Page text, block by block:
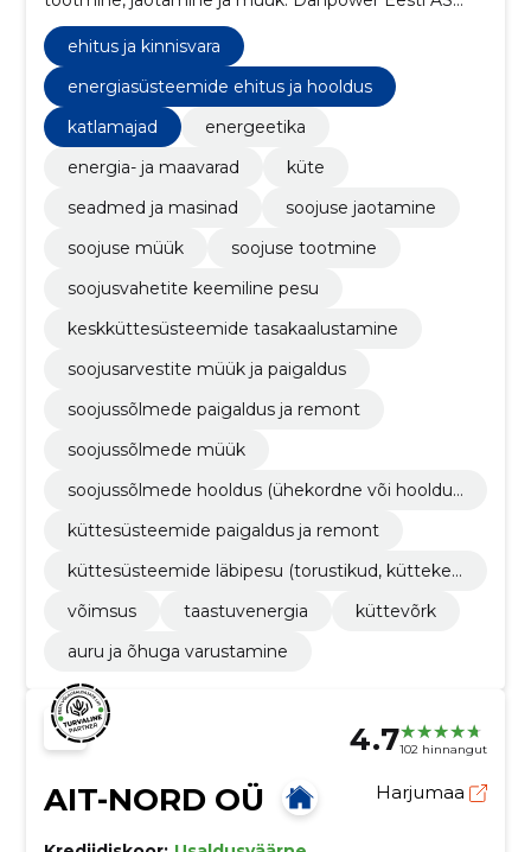
kuulub Saksa energiaettevõttele Danpower Gruppe.
ehitus ja kinnisvara
energiasüsteemide ehitus ja hooldus
katlamajad
energeetika
energia- ja maavarad
küte
seadmed ja masinad
soojuse jaotamine
soojuse müük
soojuse tootmine
soojusvahetite keemiline pesu
keskküttesüsteemide tasakaalustamine
soojusarvestite müük ja paigaldus
soojussõlmede paigaldus ja remont
soojussõlmede müük
soojussõlmede hooldus (ühekordne või hooldus
küttesüsteemide paigaldus ja remont
küttesüsteemide läbipesu (torustikud, küttekeh
võimsus
taastuvenergia
küttevõrk
auru ja õhuga varustamine
4.7102 hinnangut
AIT-NORD OÜ Harjumaa